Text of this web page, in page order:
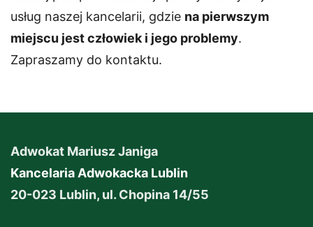
usług naszej kancelarii, gdzie na pierwszym
miejscu jest człowiek i jego problemy.
Zapraszamy do kontaktu.
Adwokat Mariusz Janiga
Kancelaria Adwokacka Lublin
20-023 Lublin, ul. Chopina 14/55